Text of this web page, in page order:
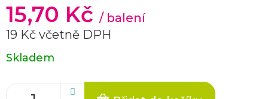
15,70 Kč / balení
19 Kč včetně DPH
Měrná
cena:
Skladem